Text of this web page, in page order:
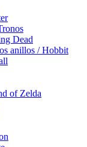
Dead
anillos / Hobbit
of Zelda